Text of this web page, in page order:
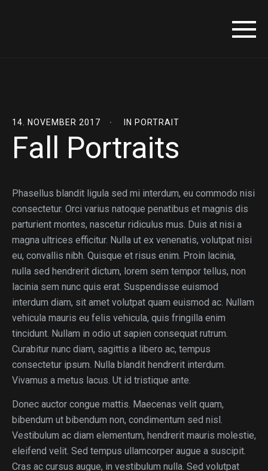
14. NOVEMBER 2017 IN PORTRAIT
Fall Portraits
Phasellus blandit ligula sed mi interdum, eu commodo nisi
consectetur. Orci varius natoque penatibus et magnis dis
parturient montes, nascetur ridiculus mus. Duis at nisi a
magna ultrices efficitur. Nulla ut ex venenatis, volutpat nisi
eu, convallis nibh. Quisque et risus enim. Proin lacinia,
nulla sed hendrerit dictum, lorem sem tempor tellus, non
lacinia sem nunc quis erat. Suspendisse euismod
interdum diam, sit amet volutpat quam euismod ac. Nullam
vehicula mauris eu felis vehicula, quis fringilla enim
tincidunt. Nullam in odio ut sapien consequat rutrum.
Curabitur nunc diam, sagittis a libero ac, tempus
consectetur ipsum. Nulla blandit hendrerit interdum.
Vivamus a metus lacus. Ut id tristique ante.
Donec auctor congue mattis. Maecenas velit quam,
bibendum ut bibendum non, condimentum sed nisl.
Vestibulum ac diam elementum, hendrerit mauris molestie,
eleifend velit. Sed tempus ullamcorper augue a suscipit.
Cras ac cursus augue, in vestibulum nulla. Sed volutpat